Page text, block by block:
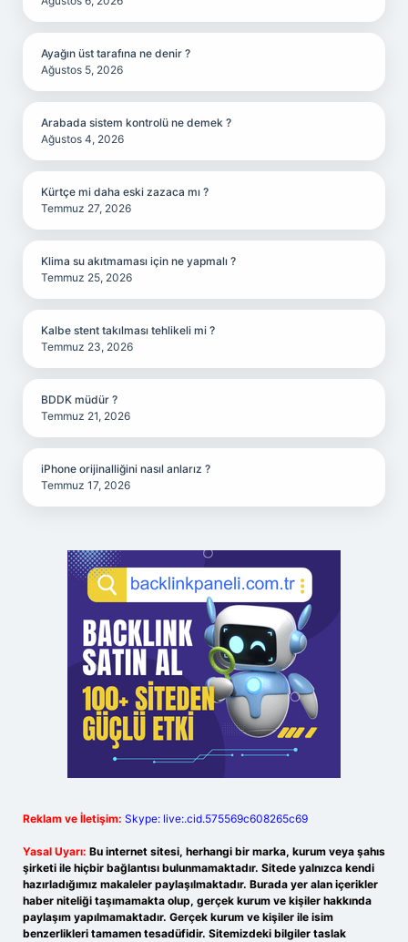
Ayağın üst tarafına ne denir ?
Ağustos 5, 2026
Arabada sistem kontrolü ne demek ?
Ağustos 4, 2026
Kürtçe mi daha eski zazaca mı ?
Temmuz 27, 2026
Klima su akıtmaması için ne yapmalı ?
Temmuz 25, 2026
Kalbe stent takılması tehlikeli mi ?
Temmuz 23, 2026
BDDK müdür ?
Temmuz 21, 2026
iPhone orijinalliğini nasıl anlarız ?
Temmuz 17, 2026
Reklam ve İletişim: Skype: live:.cid.575569c608265c69
Yasal Uyarı: Bu internet sitesi, herhangi bir marka, kurum veya şahıs
şirketi ile hiçbir bağlantısı bulunmamaktadır. Sitede yalnızca kendi
hazırladığımız makaleler paylaşılmaktadır. Burada yer alan içerikler
haber niteliği taşımamakta olup, gerçek kurum ve kişiler hakkında
paylaşım yapılmamaktadır. Gerçek kurum ve kişiler ile isim
benzerlikleri tamamen tesadüfidir. Sitemizdeki bilgiler taslak